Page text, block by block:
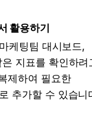
용하기
케팅팀 대시보드,
지표를 확인하려
제하여 필요한
추가할 수 있습니